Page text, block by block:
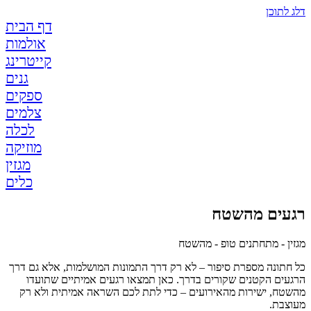
דלג לתוכן
דף הבית
אולמות
קייטרינג
גנים
ספקים
צלמים
לכלה
מוזיקה
מגזין
כלים
רגעים מהשטח
מגזין - מתחתנים טופ - מהשטח
כל חתונה מספרת סיפור – לא רק דרך התמונות המושלמות, אלא גם דרך
הרגעים הקטנים שקורים בדרך. כאן תמצאו רגעים אמיתיים שתועדו
מהשטח, ישירות מהאירועים – כדי לתת לכם השראה אמיתית ולא רק
מעוצבת.